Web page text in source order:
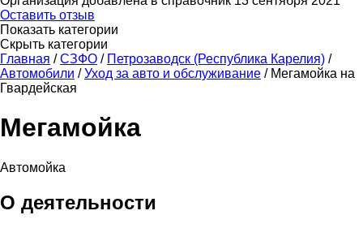
Оставить отзыв
Показать категории
Скрыть категории
Главная / СЗФО / Петрозаводск (Республика Карелия) /
Автомобили / Уход за авто и обслуживание / Мегамойка на
Гвардейская
Мегамойка
Автомойка
О деятельности